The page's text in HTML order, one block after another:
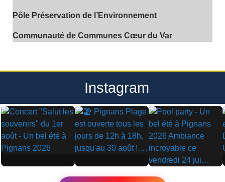
Pôle Préservation de l’Environnement
Communauté de Communes Cœur du Var
Instagram
▶ ▶
▶